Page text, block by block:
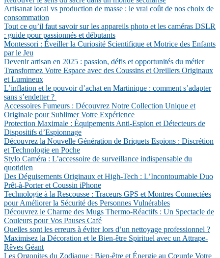
Artisanat local vs production de masse : le vrai coût de nos choix de
consommation
Tout ce qu’il faut savoir sur les appareils photo et les caméras DSLR
: guide pour passionnés et débutants
Montessori : Éveiller la Curiosité Scientifique et Motrice des Enfants
par le Jeu
Devenir artisan en 2025 : passion, défis et opportunités du métier
Transformez Votre Espace avec des Coussins et Oreillers Originaux
et Lumineux
L’inflation et le pouvoir d’achat en Martinique : comment s’adapter
sans s’endetter ?
Accessoires Fumeurs : Découvrez Notre Collection Unique et
Originale pour Sublimer Votre Expérience
Protection Maximale : Équipements Anti-Espion et Détecteurs de
Dispositifs d’Espionnage
Découvrez la Nouvelle Génération de Briquets Espions : Discrétion
et Technologie en Poche
Stylo Caméra : L’accessoire de surveillance indispensable du
quotidien
Des Déguisements Originaux et High-Tech : L’Incontournable Duo
Prêt-à-Porter et Coussin iPhone
Technologie à la Rescousse : Traceurs GPS et Montres Connectées
pour Améliorer la Sécurité des Personnes Vulnérables
Découvrez le Charme des Mugs Thermo-Réactifs : Un Spectacle de
Couleurs pour Vos Pauses Café
Quelles sont les erreurs à éviter lors d’un nettoyage professionnel ?
Maximisez la Décoration et le Bien-être Spirituel avec un Attrape-
Rêves Géant
Les Orgonites du Zodiaque : Bien-être et Énergie au Cœurde Votre